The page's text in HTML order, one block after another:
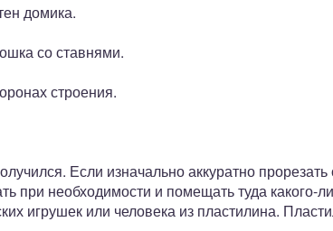
домика.
со ставнями.
строения.
Если изначально аккуратно
при необходимости и помещать туда какого-
игрушек или человека из пластилина.